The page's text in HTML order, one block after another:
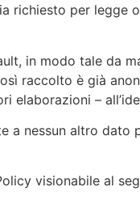
richiesto per legge
in modo tale da
raccolto è già
–
a nessun altro
visionabile al